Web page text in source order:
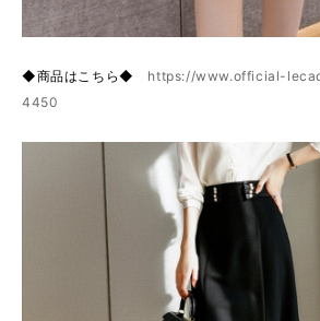
◆商品はこちら◆ https://www.official-
4450